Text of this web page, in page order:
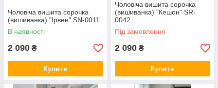
Чоловіча вишита сорочка
(вишиванка) "Ірвен" SN-0011
В наявності
2 090 ₴
Купити
Чоловіча вишита сорочка
(вишиванка) "Кешон" SR-
0042
Під замовлення
2 090 ₴
Купити